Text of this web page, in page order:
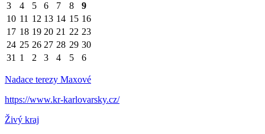
3
4 5 6 7 8
9
10 11 12 13 14 15 16
17 18 19 20 21 22 23
24 25 26 27 28 29 30
31 1 2 3 4 5 6
Nadace terezy Maxové
https://www.kr-karlovarsky.cz/
Živý kraj